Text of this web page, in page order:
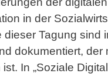
in der
dieser Tagung sind
dokumentiert, der
In „Soziale